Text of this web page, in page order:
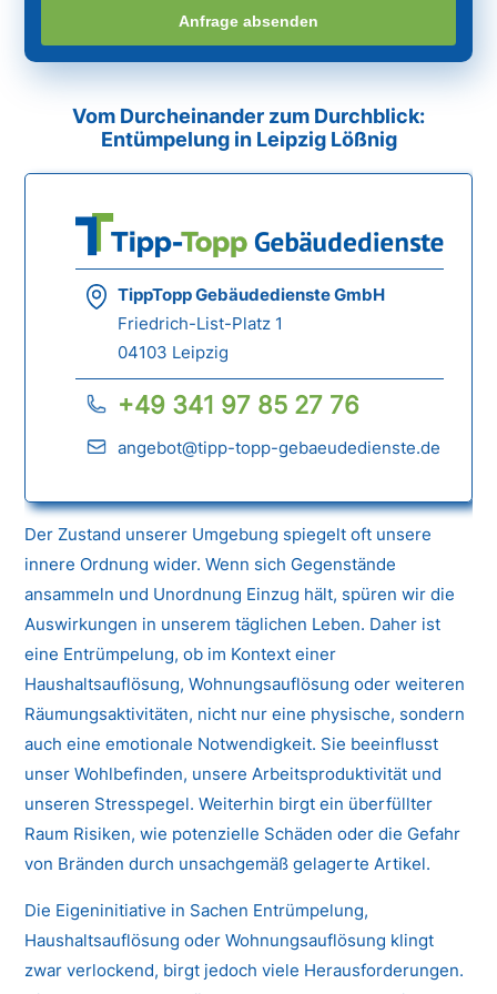
Anfrage absenden
Vom Durcheinander zum Durchblick:
Entümpelung in Leipzig Lößnig
TippTopp Gebäudedienste GmbH
Friedrich-List-Platz 1
04103 Leipzig
+49 341 97 85 27 76
angebot@tipp-topp-gebaeudedienste.de
Der Zustand unserer Umgebung spiegelt oft unsere
innere Ordnung wider. Wenn sich Gegenstände
ansammeln und Unordnung Einzug hält, spüren wir die
Auswirkungen in unserem täglichen Leben. Daher ist
eine Entrümpelung, ob im Kontext einer
Haushaltsauflösung, Wohnungsauflösung oder weiteren
Räumungsaktivitäten, nicht nur eine physische, sondern
auch eine emotionale Notwendigkeit. Sie beeinflusst
unser Wohlbefinden, unsere Arbeitsproduktivität und
unseren Stresspegel. Weiterhin birgt ein überfüllter
Raum Risiken, wie potenzielle Schäden oder die Gefahr
von Bränden durch unsachgemäß gelagerte Artikel.
Die Eigeninitiative in Sachen Entrümpelung,
Haushaltsauflösung oder Wohnungsauflösung klingt
zwar verlockend, birgt jedoch viele Herausforderungen.